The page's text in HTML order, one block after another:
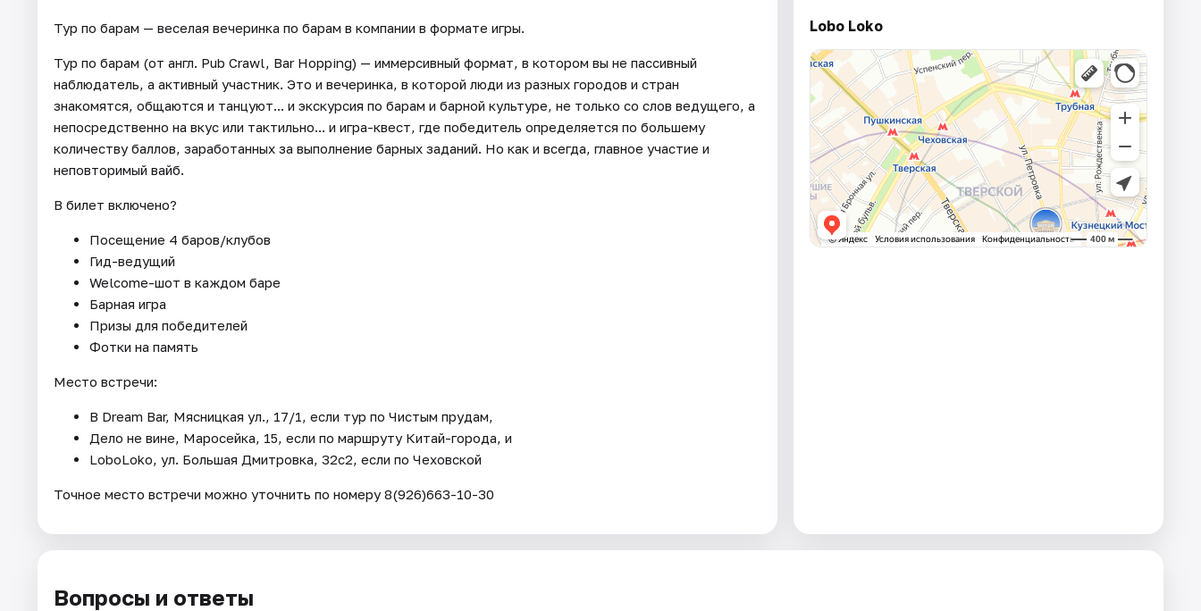
Тур по барам — веселая вечеринка по барам в компании в формате игры.
Тур по барам (от англ. Pub Crawl, Bar Hopping) — иммерсивный формат, в котором вы не пассивный
наблюдатель, а активный участник. Это и вечеринка, в которой люди из разных городов и стран
знакомятся, общаются и танцуют... и экскурсия по барам и барной культуре, не только со слов ведущего, а
непосредственно на вкус или тактильно... и игра-квест, где победитель определяется по большему
количеству баллов, заработанных за выполнение барных заданий. Но как и всегда, главное участие и
неповторимый вайб.
В билет включено?
Посещение 4 баров/клубов
Гид-ведущий
Welcome-шот в каждом баре
Барная игра
Призы для победителей
Фотки на память
Место встречи:
В Dream Bar, Мясницкая ул., 17/1, если тур по Чистым прудам,
Дело не вине, Маросейка, 15, если по маршруту Китай-города, и
LoboLoko, ул. Большая Дмитровка, 32с2, если по Чеховской
Точное место встречи можно уточнить по номеру 8(926)663-10-30
Lobo Loko
Вопросы и ответы